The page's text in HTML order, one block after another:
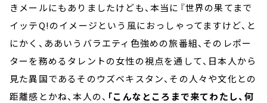
きメールにもありましたけども、本当に『世界の果てまで
イッテQ!のイメージという風におっしゃってますけど、と
にかく、ああいうバラエティ色強めの旅番組、そのレポー
ターを務めるタレントの女性の視点を通して、日本人から
見た異国であるそのウズベキスタン、その人々や文化との
距離感とかね、本人の、 「こんなところまで来てわたし、何